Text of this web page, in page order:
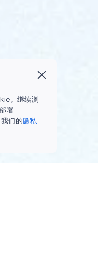
。继续浏
署
们的隐私